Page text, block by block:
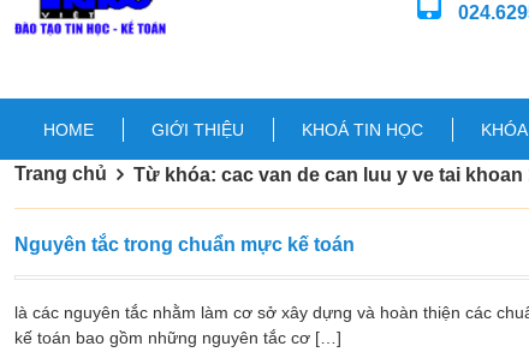
HOME GIỚI THIỆU KHOÁ TIN HỌC
Trang chủ Từ khóa: cac van de can luu y ve tai khoan
Nguyên tắc trong chuẩn mực kế toán
là các nguyên tắc nhằm làm cơ sở xây dựng và hoàn thiện các
kế toán bao gồm những nguyên tắc cơ […]